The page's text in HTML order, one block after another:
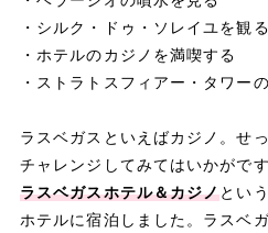
・シルク・ドゥ・ソレイユを観る
・ホテルのカジノを満喫する
・ストラトスフィアー・タワー
ラスベガスといえばカジノ。せ
チャレンジしてみてはいかがで
ラスベガスホテル＆カジノとい
ホテルに宿泊しました。ラスベ